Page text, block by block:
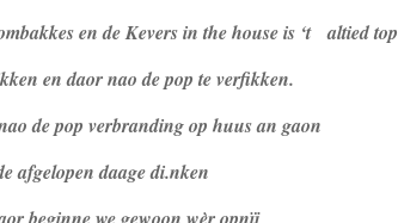
en de Kevers in the house is ‘t altied top
en daor nao de pop te verfikken.
de pop verbranding op huus an gaon
afgelopen daage di.nken